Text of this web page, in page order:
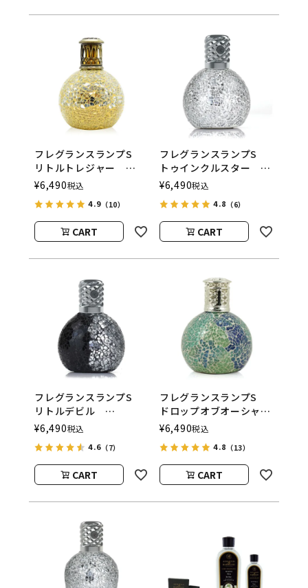
フレグランスランプS
リトルトレジャー
ASHLEIGH&BURWOOD
（アシュレイアンドバー
ウッド）
¥6,490税込
4.9 （10）
CART
フレグランスランプS
トゥインクルスター
ASHLEIGH&BURWOOD
（アシュレイアンドバー
ウッド）
¥6,490税込
4.8 （6）
CART
フレグランスランプS
リトルデビル
ASHLEIGH&BURWOOD
（アシュレイアンドバー
ウッド）
¥6,490税込
4.6 （7）
CART
フレグランスランプS
ドロップオブオーシャ
ン
ASHLEIGH&BURWOOD
（アシュレイアンドバー
ウッド）
¥6,490税込
4.8 （13）
CART